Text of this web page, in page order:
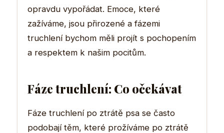
opravdu vypořádat. Emoce, které
zažíváme, jsou přirozené a fázemi
truchlení bychom měli projít s pochopením
a respektem k našim pocitům.
Fáze truchlení: Co očekávat
Fáze truchlení po ztrátě psa se často
podobají těm, které prožíváme po ztrátě